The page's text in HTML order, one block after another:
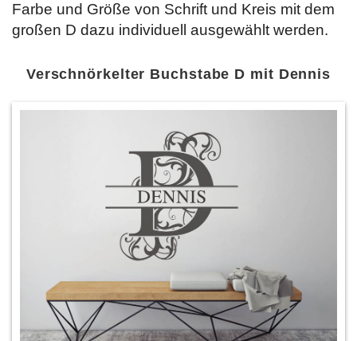
Farbe und Größe von Schrift und Kreis mit dem
großen D dazu individuell ausgewählt werden.
Verschnörkelter Buchstabe D mit Dennis